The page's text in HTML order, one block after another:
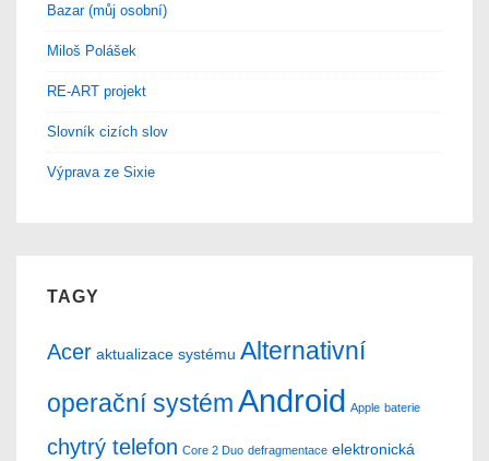
Bazar (můj osobní)
Miloš Polášek
RE-ART projekt
Slovník cizích slov
Výprava ze Sixie
TAGY
Acer aktualizace systému Alternativní
operační systémAndroid Apple baterie
chytrý telefon Core 2 Duo defragmentace elektronická